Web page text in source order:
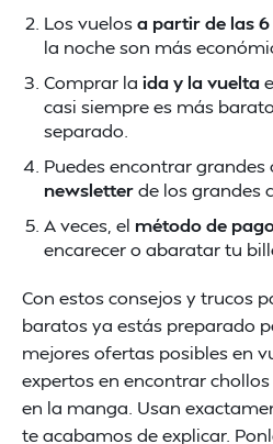
Los vuelosa partir de las
la noche son más
Comprar la ida y la vuelta
casi siempre es más
separado.
Puedes encontrar grandes
newsletterde los grandes
A veces, el método de
encarecer o abaratar tu
Con estos consejos y trucos
baratos ya estás preparado
mejores ofertas posibles en
expertos en encontrar
en la manga. Usan
te acabamos de explicar.